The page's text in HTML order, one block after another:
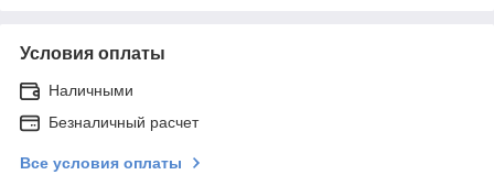
Условия оплаты
Наличными
Безналичный расчет
Все условия оплаты